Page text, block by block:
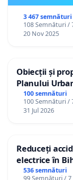
3 467 semnături
108 Semnături /
20 Nov 2025
Obiecții și
Planului
100 semnături
100 Semnături /
31 Jul 2026
Reduceți
electrice în
536 semnături
99 Semnături / 7